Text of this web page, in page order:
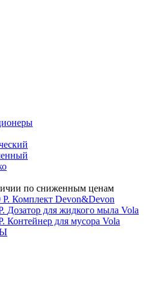
по сниженным ценам
Р. Комплект Devon&Devon
Дозатор для жидкого мыла Vola
Контейнер для мусора Vola